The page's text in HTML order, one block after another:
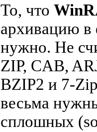
То, что
архивацию в
нужно. Не
ZIP, CAB,
BZIP2 и 7-
весьма
сплошных